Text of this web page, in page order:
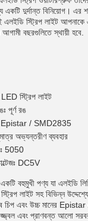
একটি দুর্দান্ত বিনিয়োগ। এর
এলইডি স্ট্রিপ লাইট
বছরগুলিতে স্থায়ী হবে.
LED স্ট্রিপ লাইট
পূর্ণ রঙ
Epistar / SMD2835
অভ্যন্তরীণ ব্যবহার
5050
DC5V
বহুমুখী পণ্য যা এলইডি
লাইট সহ বিভিন্ন
চিপ এবং উচ্চ মানের
এবং প্রাণবন্ত আলো